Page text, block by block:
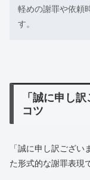
軽めの謝罪や依頼
す。
「誠に申し
コツ
「誠に申し訳ござ
た形式的な謝罪表現